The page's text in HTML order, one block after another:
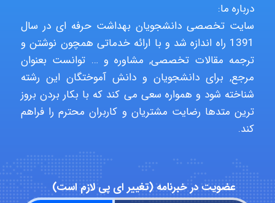
arman.m
Hasan haghparast
Minoo1375
درباره ما:
سایت تخصصی دانشجویان بهداشت حرفه ای در سال
1391 راه اندازه شد و با ارائه خدماتی همچون نوشتن و
ترجمه مقالات تخصصی, مشاوره و … توانست بعنوان
مرجع, برای دانشجویان و دانش آموختگان این رشته
شناخته شود و همواره سعی می کند که با بکار بردن بروز
ترین متدها رضایت مشتریان و کاربران محترم را فراهم
کند.
عضویت در خبرنامه (تغییر ای پی لازم است)